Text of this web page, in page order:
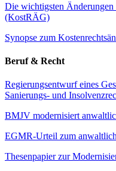
Die wichtigsten Änderungen
(KostRÄG)
Synopse zum
Beruf & Recht
Regierungsentwurf eines
Sanierungs- und
BMJV modernisiert
EGMR-Urteil zum
Thesenpapier zur